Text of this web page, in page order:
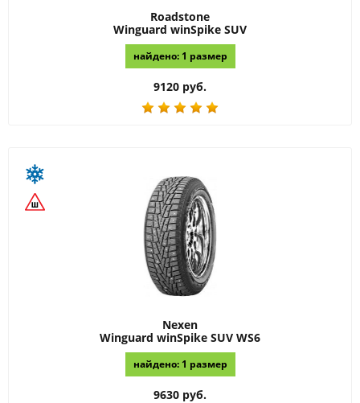
Roadstone
Winguard winSpike SUV
найдено: 1 размер
9120 руб.
Nexen
Winguard winSpike SUV WS6
найдено: 1 размер
9630 руб.